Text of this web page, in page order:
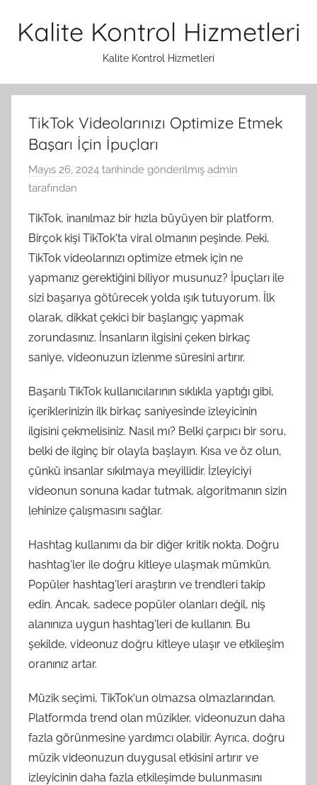
Kalite Kontrol Hizmetleri
Kalite Kontrol Hizmetleri
TikTok Videolarınızı Optimize Etmek
Başarı İçin İpuçları
Mayıs 26, 2024 tarihinde gönderilmiş admin
tarafından
TikTok, inanılmaz bir hızla büyüyen bir platform.
Birçok kişi TikTok'ta viral olmanın peşinde. Peki,
TikTok videolarınızı optimize etmek için ne
yapmanız gerektiğini biliyor musunuz? İpuçları ile
sizi başarıya götürecek yolda ışık tutuyorum. İlk
olarak, dikkat çekici bir başlangıç yapmak
zorundasınız. İnsanların ilgisini çeken birkaç
saniye, videonuzun izlenme süresini artırır.
Başarılı TikTok kullanıcılarının sıklıkla yaptığı gibi,
içeriklerinizin ilk birkaç saniyesinde izleyicinin
ilgisini çekmelisiniz. Nasıl mı? Belki çarpıcı bir soru,
belki de ilginç bir olayla başlayın. Kısa ve öz olun,
çünkü insanlar sıkılmaya meyillidir. İzleyiciyi
videonun sonuna kadar tutmak, algoritmanın sizin
lehinize çalışmasını sağlar.
Hashtag kullanımı da bir diğer kritik nokta. Doğru
hashtag'ler ile doğru kitleye ulaşmak mümkün.
Popüler hashtag'leri araştırın ve trendleri takip
edin. Ancak, sadece popüler olanları değil, niş
alanınıza uygun hashtag'leri de kullanın. Bu
şekilde, videonuz doğru kitleye ulaşır ve etkileşim
oranınız artar.
Müzik seçimi, TikTok'un olmazsa olmazlarından.
Platformda trend olan müzikler, videonuzun daha
fazla görünmesine yardımcı olabilir. Ayrıca, doğru
müzik videonuzun duygusal etkisini artırır ve
izleyicinin daha fazla etkileşimde bulunmasını